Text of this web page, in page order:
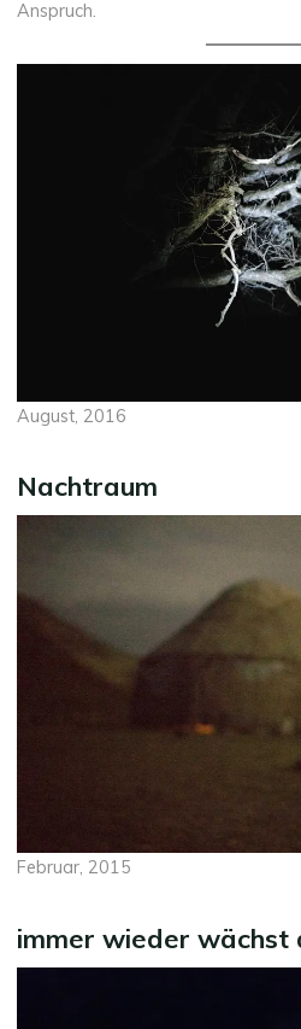
Anspruch.
August, 2016
Nachtraum
Februar, 2015
immer wieder wächst